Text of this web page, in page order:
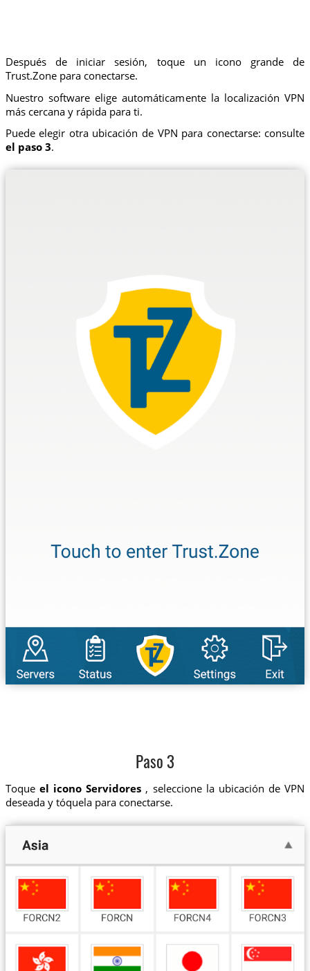
Después de iniciar sesión, toque un icono grande de
Trust.Zone para conectarse.
Nuestro software elige automáticamente la localización VPN
más cercana y rápida para ti.
Puede elegir otra ubicación de VPN para conectarse: consulte
el paso 3.
Paso 3
Toque el icono Servidores , seleccione la ubicación de VPN
deseada y tóquela para conectarse.